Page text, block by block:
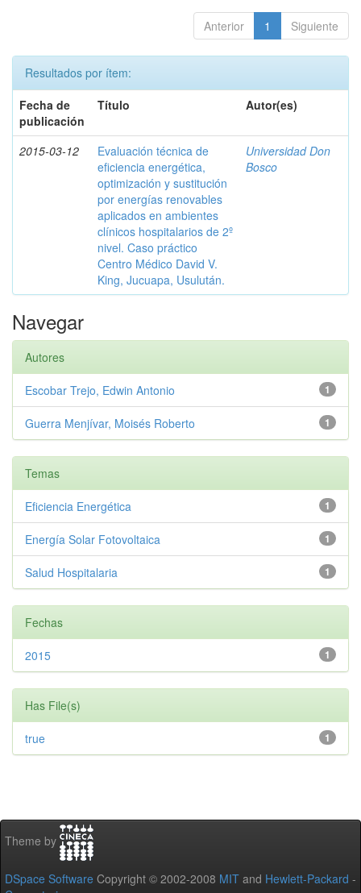
Anterior 1 Siguiente
Resultados por ítem:
Fecha de
publicación
Título Autor(es)
2015-03-12
Evaluación técnica de
eficiencia energética,
optimización y sustitución
por energías renovables
aplicados en ambientes
clínicos hospitalarios de 2º
nivel. Caso práctico
Centro Médico David V.
King, Jucuapa, Usulután.
Universidad Don
Bosco
Navegar
Autores
1
Escobar Trejo, Edwin Antonio
1
Guerra Menjívar, Moisés Roberto
Temas
1
Eficiencia Energética
1
Energía Solar Fotovoltaica
1
Salud Hospitalaria
Fechas
1
2015
Has File(s)
1
true
Theme by
DSpace Software Copyright © 2002-2008 MIT and Hewlett-Packard -